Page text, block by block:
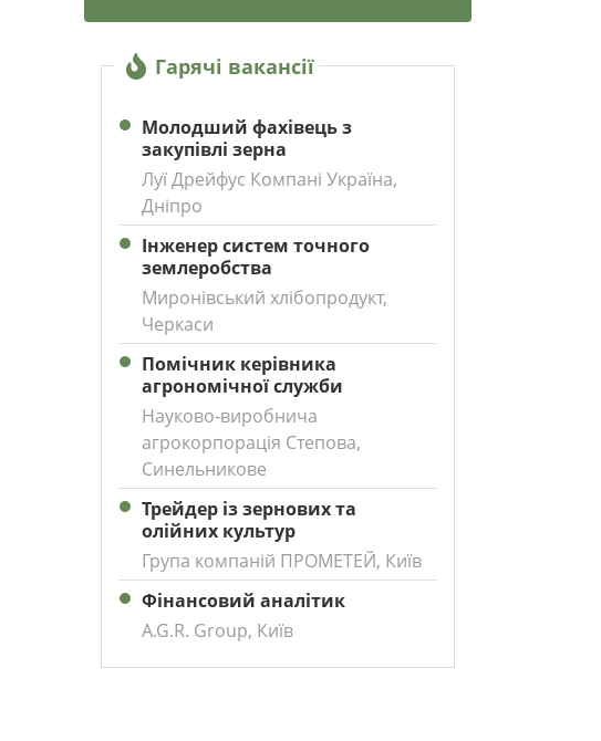
Гарячі вакансії
Молодший фахівець з
закупівлі зерна
Луї Дрейфус Компані Україна,
Дніпро
Інженер систем точного
землеробства
Миронівський хлібопродукт,
Черкаси
Помічник керівника
агрономічної служби
Науково-виробнича
агрокорпорація Степова,
Синельникове
Трейдер із зернових та
олійних культур
Група компаній ПРОМЕТЕЙ, Київ
Фінансовий аналітик
A.G.R. Group, Київ